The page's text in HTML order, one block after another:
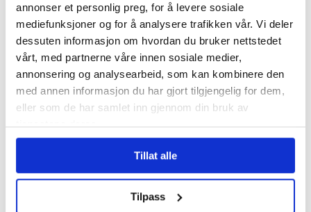
annonser et personlig preg, for å levere sosiale
mediefunksjoner og for å analysere trafikken vår. Vi deler
dessuten informasjon om hvordan du bruker nettstedet
vårt, med partnerne våre innen sosiale medier,
annonsering og analysearbeid, som kan kombinere den
med annen informasjon du har gjort tilgjengelig for dem,
eller som de har samlet inn gjennom din bruk av
tjenestene deres.
Tillat alle
Tilpass
Tidligere forbundsleder
hedret av AUF med eget
Utøya-rom